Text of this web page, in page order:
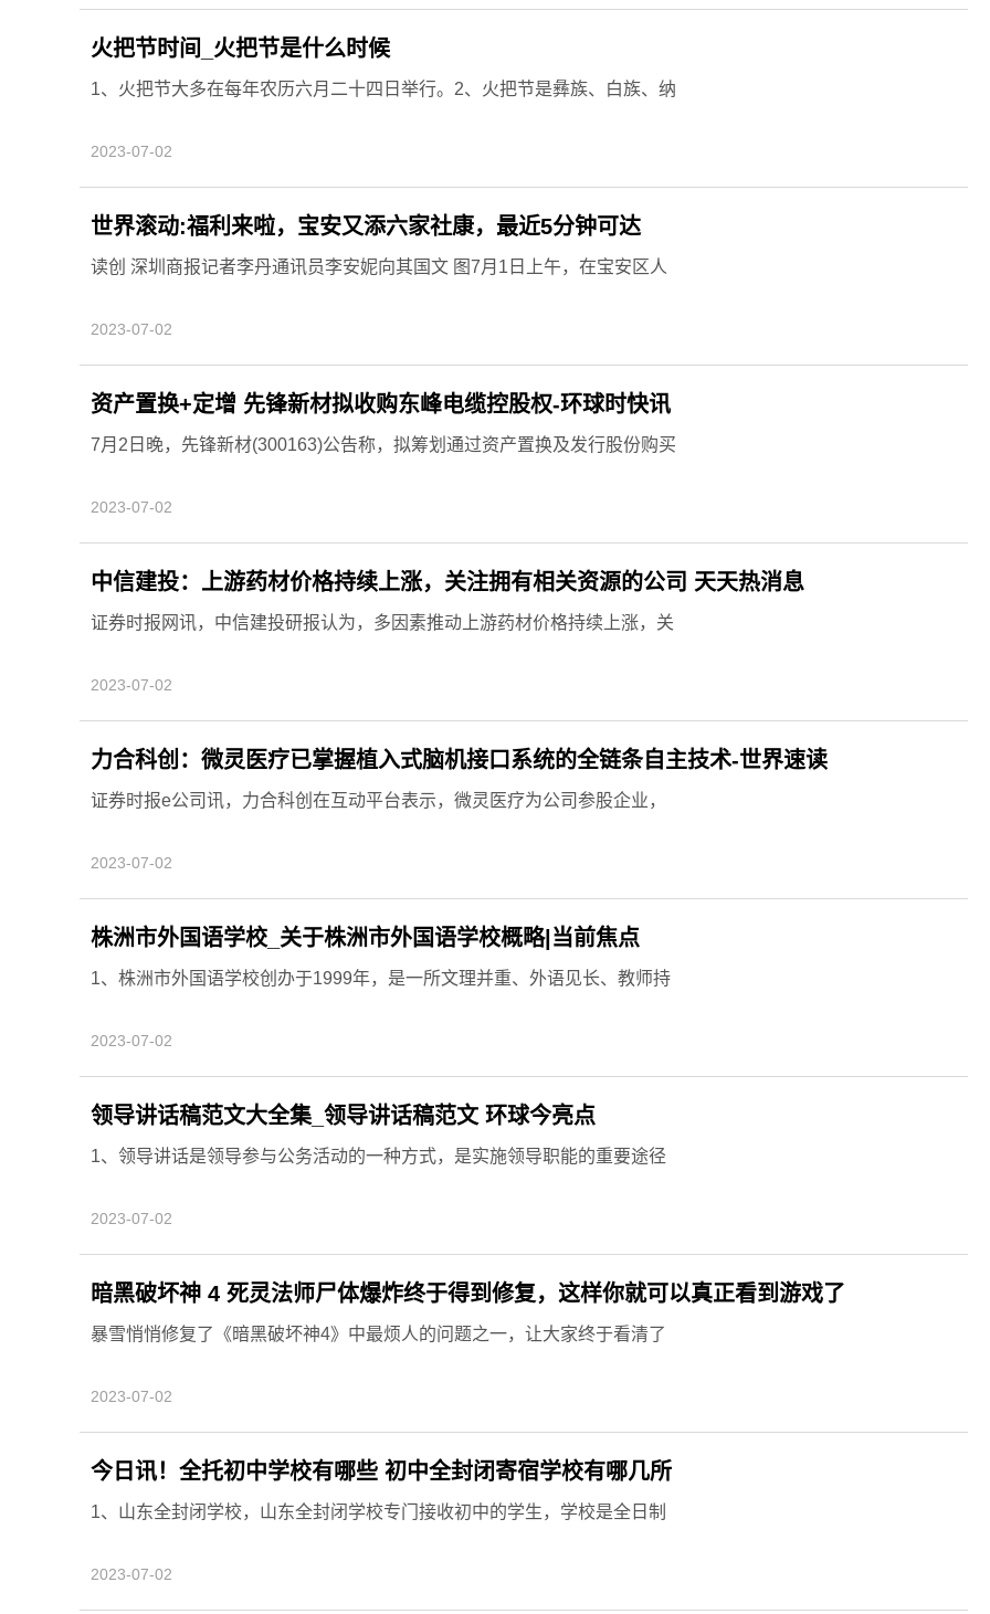
火把节时间_火把节是什么时候
1、火把节大多在每年农历六月二十四日举行。2、火把节是彝族、白族、纳
2023-07-02
世界滚动:福利来啦，宝安又添六家社康，最近5分钟可达
读创 深圳商报记者李丹通讯员李安妮向其国文 图7月1日上午，在宝安区人
2023-07-02
资产置换+定增 先锋新材拟收购东峰电缆控股权-环球时快讯
7月2日晚，先锋新材(300163)公告称，拟筹划通过资产置换及发行股份购买
2023-07-02
中信建投：上游药材价格持续上涨，关注拥有相关资源的公司 天天热消息
证券时报网讯，中信建投研报认为，多因素推动上游药材价格持续上涨，关
2023-07-02
力合科创：微灵医疗已掌握植入式脑机接口系统的全链条自主技术-世界速读
证券时报e公司讯，力合科创在互动平台表示，微灵医疗为公司参股企业，
2023-07-02
株洲市外国语学校_关于株洲市外国语学校概略|当前焦点
1、株洲市外国语学校创办于1999年，是一所文理并重、外语见长、教师持
2023-07-02
领导讲话稿范文大全集_领导讲话稿范文 环球今亮点
1、领导讲话是领导参与公务活动的一种方式，是实施领导职能的重要途径
2023-07-02
暗黑破坏神 4 死灵法师尸体爆炸终于得到修复，这样你就可以真正看到游戏了
暴雪悄悄修复了《暗黑破坏神4》中最烦人的问题之一，让大家终于看清了
2023-07-02
今日讯！全托初中学校有哪些 初中全封闭寄宿学校有哪几所
1、山东全封闭学校，山东全封闭学校专门接收初中的学生，学校是全日制
2023-07-02